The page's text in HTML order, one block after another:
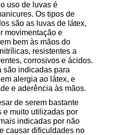
uso de luvas é
Os tipos de
são as luvas de látex,
movimentação e
bem às mãos do
resistentes a
corrosivos e ácidos.
são indicadas para
alergia ao látex, e
e aderência às mãos.
de serem bastante
e muito utilizadas por
indicadas por não
causar dificuldades no